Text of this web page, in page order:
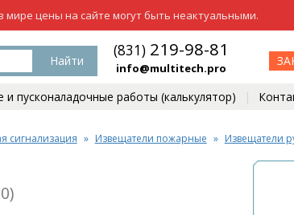
мире цены на сайте могут быть неактуальными.
Найти
(831) 219-98-81
info@multitech.pro
пусконаладочные работы (калькулятор)
сигнализация Извещатели пожарные Извещатели